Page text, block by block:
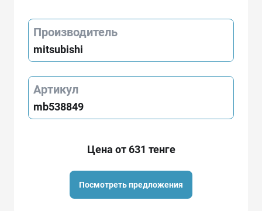
Производитель
mitsubishi
Артикул
mb538849
Цена от 631 тенге
Посмотреть предложения